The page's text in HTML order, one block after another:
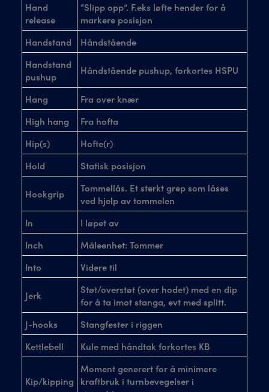
Hand
release
“Slipp opp”. F.eks løfte hender for å
markere posisjon
Handstand
Håndstående
Handstand
pushup
Håndstående pushup, forkortes HSPU
Hang
Fra over knær
High hang
Fra hofta
Hip(s)
Hofte(r)
Hold
Statisk posisjon
Hookgrip
Tommellås. Et sterkt grep som låses
ved hjelp av tommelen
In
I løpet av
Inch
Måleenhet: Tommer
Into
Videre til
Jerk
Støt/overstøt (over hodet) med en dip
for å ta imot stanga, evt med splitt.
J-hooks
Stangfester i riggen
Kettlebell
Kule med håndtak forkortes KB
Kip/kipping
Moment generert for å minimere
kraftbruk i turnbevegelser i